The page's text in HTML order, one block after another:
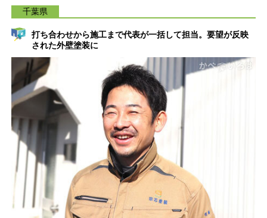
千葉県
打ち合わせから施工まで代表が一括して担当。要望が反映
された外壁塗装に